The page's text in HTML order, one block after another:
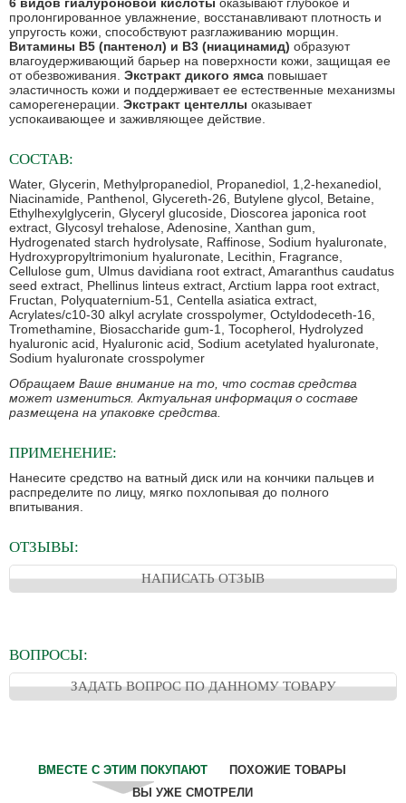
6 видов гиалуроновой кислоты оказывают глубокое и
пролонгированное увлажнение, восстанавливают плотность и
упругость кожи, способствуют разглаживанию морщин.
Витамины В5 (пантенол) и В3 (ниацинамид) образуют
влагоудерживающий барьер на поверхности кожи, защищая ее
от обезвоживания. Экстракт дикого ямса повышает
эластичность кожи и поддерживает ее естественные механизмы
саморегенерации. Экстракт центеллы оказывает
успокаивающее и заживляющее действие.
СОСТАВ:
Water, Glycerin, Methylpropanediol, Propanediol, 1,2-hexanediol,
Niacinamide, Panthenol, Glycereth-26, Butylene glycol, Betaine,
Ethylhexylglycerin, Glyceryl glucoside, Dioscorea japonica root
extract, Glycosyl trehalose, Adenosine, Xanthan gum,
Hydrogenated starch hydrolysate, Raffinose, Sodium hyaluronate,
Hydroxypropyltrimonium hyaluronate, Lecithin, Fragrance,
Cellulose gum, Ulmus davidiana root extract, Amaranthus caudatus
seed extract, Phellinus linteus extract, Arctium lappa root extract,
Fructan, Polyquaternium-51, Centella asiatica extract,
Acrylates/c10-30 alkyl acrylate crosspolymer, Octyldodeceth-16,
Tromethamine, Biosaccharide gum-1, Tocopherol, Hydrolyzed
hyaluronic acid, Hyaluronic acid, Sodium acetylated hyaluronate,
Sodium hyaluronate crosspolymer
Обращаем Ваше внимание на то, что состав средства
может измениться. Актуальная информация о составе
размещена на упаковке средства.
ПРИМЕНЕНИЕ:
Нанесите средство на ватный диск или на кончики пальцев и
распределите по лицу, мягко похлопывая до полного
впитывания.
ОТЗЫВЫ:
НАПИСАТЬ ОТЗЫВ
ВОПРОСЫ:
ЗАДАТЬ ВОПРОС ПО ДАННОМУ ТОВАРУ
ВМЕСТЕ С ЭТИМ ПОКУПАЮТ
ПОХОЖИЕ ТОВАРЫ
ВЫ УЖЕ СМОТРЕЛИ